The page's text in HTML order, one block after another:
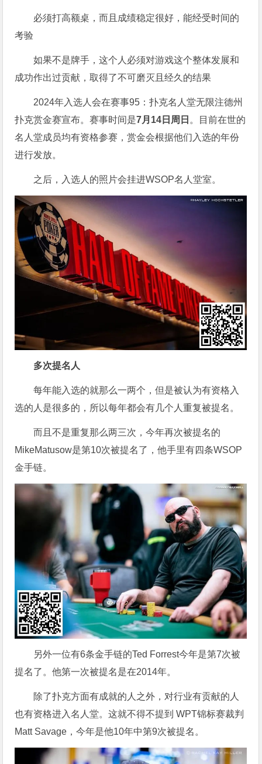
必须打高额桌，而且成绩稳定很好，能经受时间的
考验
如果不是牌手，这个人必须对游戏这个整体发展和
成功作出过贡献，取得了不可磨灭且经久的结果
2024年入选人会在赛事95：扑克名人堂无限注德州
扑克赏金赛宣布。赛事时间是7月14日周日 。目前在世的
名人堂成员均有资格参赛，赏金会根据他们入选的年份
进行发放。
之后，入选人的照片会挂进WSOP名人堂室。
多次提名人
每年能入选的就那么一两个，但是被认为有资格入
选的人是很多的，所以每年都会有几个人重复被提名。
而且不是重复那么两三次，今年再次被提名的
MikeMatusow是第10次被提名了，他手里有四条WSOP
金手链。
另外一位有6条金手链的Ted Forrest今年是第7次被
提名了。他第一次被提名是在2014年。
除了扑克方面有成就的人之外，对行业有贡献的人
也有资格进入名人堂。这就不得不提到 WPT锦标赛裁判
Matt Savage，今年是他10年中第9次被提名。